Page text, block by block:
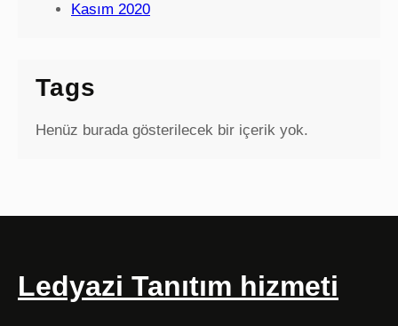
Kasım 2020
Tags
Henüz burada gösterilecek bir içerik yok.
Ledyazi Tanıtım hizmeti